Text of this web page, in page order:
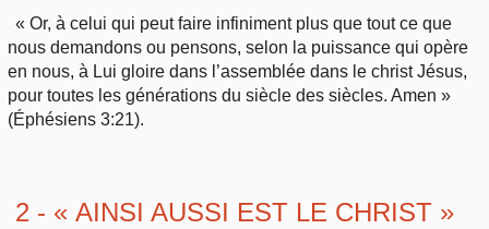
« Or, à celui qui peut faire infiniment plus que tout ce que
nous demandons ou pensons, selon la puissance qui opère
en nous, à Lui gloire dans l’assemblée dans le christ Jésus,
pour toutes les générations du siècle des siècles. Amen »
(Éphésiens 3:21).
2 - « AINSI AUSSI EST LE CHRIST »